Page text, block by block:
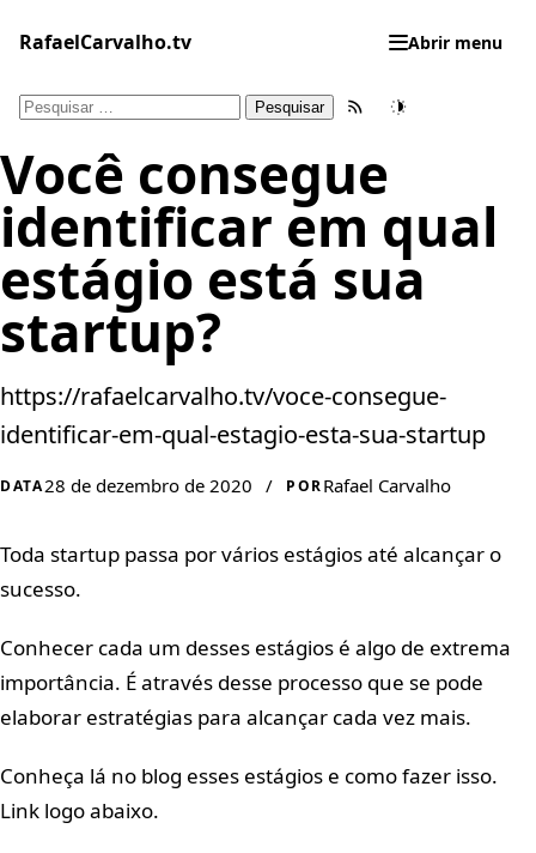
para
conteúdo
RafaelCarvalho.tv Abrir menu
Pesquisar
Feed RSSTema
Você consegue
identificar em qual
estágio está sua
startup?
https://rafaelcarvalho.tv/voce-consegue-
identificar-em-qual-estagio-esta-sua-startup
DATA28 de dezembro de 2020 / PORRafael Carvalho
Toda startup passa por vários estágios até alcançar o
sucesso.
Conhecer cada um desses estágios é algo de extrema
importância. É através desse processo que se pode
elaborar estratégias para alcançar cada vez mais.
Conheça lá no blog esses estágios e como fazer isso.
Link logo abaixo.